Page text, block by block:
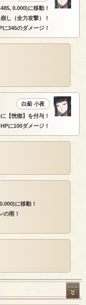
0.000)に移動！
し（全力攻撃）！
345のダメージ！
白薊 小夜
【恍惚】を付与！
に100ダメージ！
に移動！
の雨！